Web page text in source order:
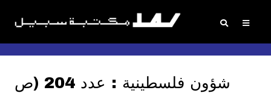
شؤون فلسطينية : عدد 204 (ص